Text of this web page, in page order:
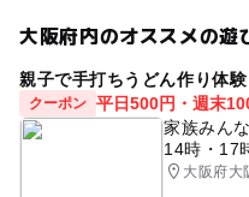
大阪府内のオススメの遊
親子で手打ちうどん作り体
クーポン 平日500円・週末
家族みん
14時・17
大阪府大